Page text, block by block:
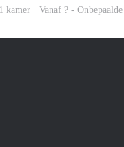
kamer · Vanaf ? -